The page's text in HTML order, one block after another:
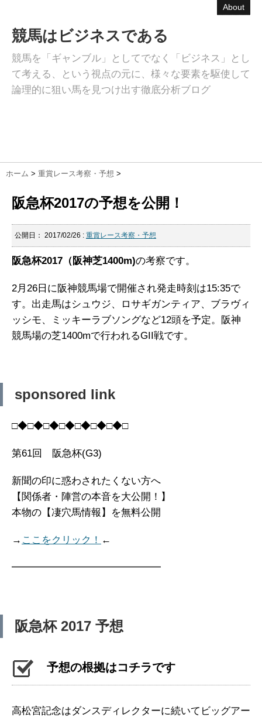
About
競馬はビジネスである
競馬を「ギャンブル」としてでなく「ビジネス」とし
て考える、という視点の元に、様々な要素を駆使して
論理的に狙い馬を見つけ出す徹底分析ブログ
ホーム > 重賞レース考察・予想 >
阪急杯2017の予想を公開！
公開日： 2017/02/26 : 重賞レース考察・予想
阪急杯2017（阪神芝1400m)の考察です。
2月26日に阪神競馬場で開催され発走時刻は15:35で
す。出走馬はシュウジ、ロサギガンティア、ブラヴィ
ッシモ、ミッキーラブソングなど12頭を予定。阪神
競馬場の芝1400mで行われるGII戦です。
sponsored link
□◆□◆□◆□◆□◆□◆□◆□
第61回 阪急杯(G3)
新聞の印に惑わされたくない方へ
【関係者・陣営の本音を大公開！】
本物の【凄穴馬情報】を無料公開
→ ここをクリック！ ←
━━━━━━━━━━━━━━━
阪急杯 2017 予想
予想の根拠はコチラです
高松宮記念はダンスディレクターに続いてビッグアー